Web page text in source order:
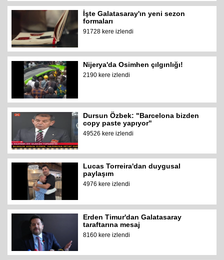
İşte Galatasaray'ın yeni sezon
formaları
91728 kere izlendi
Nijerya'da Osimhen çılgınlığı!
2190 kere izlendi
Dursun Özbek: "Barcelona bizden
copy paste yapıyor"
49526 kere izlendi
Lucas Torreira'dan duygusal
paylaşım
4976 kere izlendi
Erden Timur'dan Galatasaray
taraftarına mesaj
8160 kere izlendi